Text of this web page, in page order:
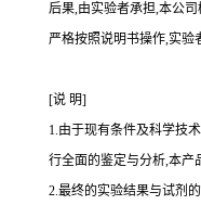
后果,由实验者承担,本公司
严格按照说明书操作,实验
[说 明]
1.由于现有条件及科学技
行全面的鉴定与分析,本产
2.最终的实验结果与试剂